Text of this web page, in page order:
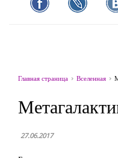
Главная страница Вселенная
27.06.2017